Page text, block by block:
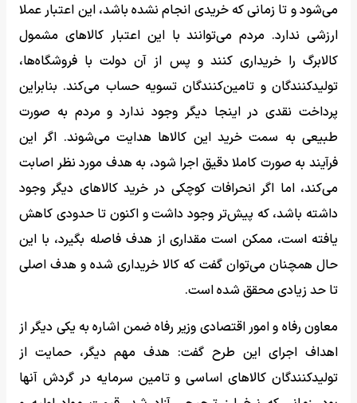
می‌شود و تا زمانی که خریدی انجام نشده باشد، این اعتبار عملا
ارزشی ندارد. مردم می‌توانند با این اعتبار کالاهای مشمول
کالابرگ را خریداری کنند و پس از آن دولت با فروشگاه‌ها،
تولیدکنندگان و تامین‌کنندگان تسویه حساب می‌کند. بنابراین
پرداخت نقدی در اینجا دیگر وجود ندارد و مردم به صورت
طبیعی به سمت خرید این کالاها هدایت می‌شوند. اگر این
فرآیند به صورت کاملا دقیق اجرا شود، به هدف مورد نظر اصابت
می‌کند، اما اگر انحرافات کوچکی در خرید کالاهای دیگر وجود
داشته باشد، که پیش‌تر وجود داشت و اکنون تا حدودی کاهش
یافته است، ممکن است مقداری از هدف فاصله بگیرد، با این
حال همچنان می‌توان گفت که کالا خریداری شده و هدف اصلی
تا حد زیادی محقق شده است.
معاون رفاه و امور اقتصادی وزیر رفاه ضمن اشاره به یکی دیگر از
اهداف اجرای این طرح گفت: هدف مهم دیگر، حمایت از
تولیدکنندگان کالاهای اساسی و تامین سرمایه در گردش آنها